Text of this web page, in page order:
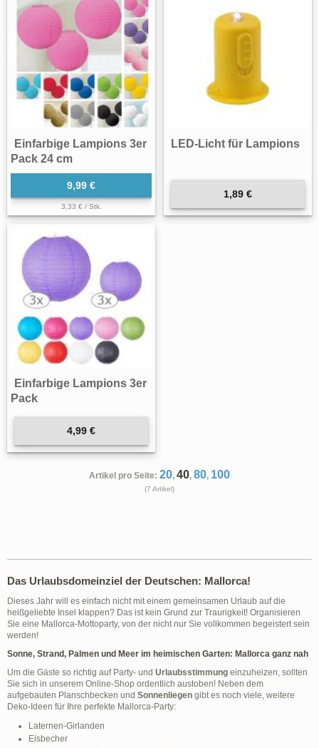
Einfarbige Lampions 3er
Pack 24 cm
9,99 €
3,33 € / Stk.
LED-Licht für Lampions
1,89 €
Einfarbige Lampions 3er
Pack
4,99 €
Artikel pro Seite: 20, 40, 80, 100
(7 Artikel)
Das Urlaubsdomeinziel der Deutschen: Mallorca!
Dieses Jahr will es einfach nicht mit einem gemeinsamen Urlaub auf die
heißgeliebte Insel klappen? Das ist kein Grund zur Traurigkeit! Organisieren
Sie eine Mallorca-Mottoparty, von der nicht nur Sie vollkommen begeistert sein
werden!
Sonne, Strand, Palmen und Meer im heimischen Garten: Mallorca ganz nah
Um die Gäste so richtig auf Party- und Urlaubsstimmung einzuheizen, sollten
Sie sich in unserem Online-Shop ordentlich austoben! Neben dem
aufgebauten Planschbecken und Sonnenliegen gibt es noch viele, weitere
Deko-Ideen für Ihre perfekte Mallorca-Party:
Laternen-Girlanden
Eisbecher